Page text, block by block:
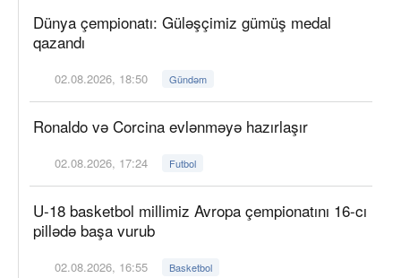
Dünya çempionatı: Güləşçimiz gümüş medal
qazandı
02.08.2026, 18:50 Gündəm
Ronaldo və Corcina evlənməyə hazırlaşır
02.08.2026, 17:24 Futbol
U-18 basketbol millimiz Avropa çempionatını 16-cı
pillədə başa vurub
02.08.2026, 16:55 Basketbol